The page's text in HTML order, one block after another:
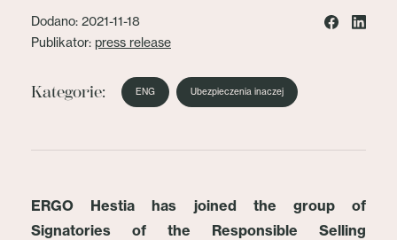
Dodano: 2021-11-18
Publikator: press release
Kategorie: ENG Ubezpieczenia inaczej
ERGO Hestia has joined the group of
Signatories of the Responsible Selling